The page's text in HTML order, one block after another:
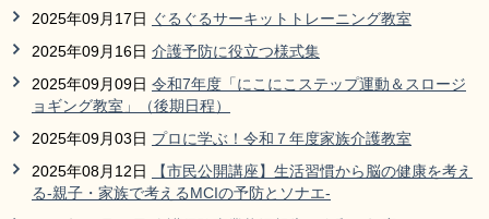
2025年09月17日
ぐるぐるサーキットトレーニング教室
2025年09月16日 介護予防に役立つ様式集
2025年09月09日 令和7年度「にこにこステップ運動＆スロージ
ョギング教室」（後期日程）
2025年09月03日 プロに学ぶ！令和７年度家族介護教室
2025年08月12日
【市民公開講座】生活習慣から脳の健康を考え
る-親子・家族で考えるMCIの予防とソナエ-